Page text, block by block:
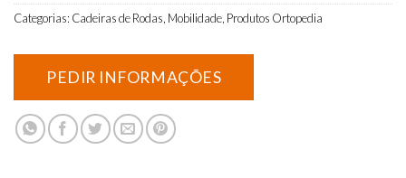
Categorias: Cadeiras de Rodas, Mobilidade, Produtos Ortopedia